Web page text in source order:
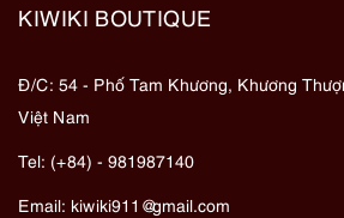
KIWIKI BOUTIQUE
Đ/C: 54 - Phố Tam Khương, Khương
Việt Nam
Tel: (+84) - 981987140
Email: kiwiki911@gmail.com